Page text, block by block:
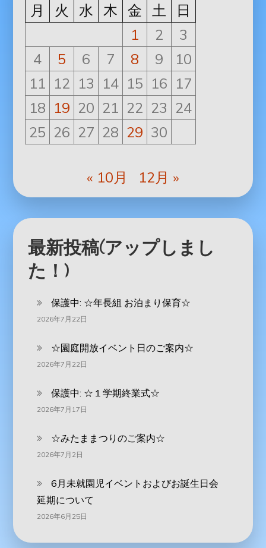
月
火 水 木 金 土
日
1
2
3
4
5 6 7 8 9
10
11 12 13 14 15 16 17
18 19 20 21 22 23 24
25 26 27 28 29 30
« 10月 12月 »
最新投稿(アップしまし
た！)
保護中: ‪☆年長組 お泊まり保育☆
2026年7月22日
☆園庭開放イベント日のご案内☆
2026年7月22日
保護中: ☆１学期終業式☆
2026年7月17日
☆みたままつりのご案内☆
2026年7月2日
6月未就園児イベントおよびお誕生日会
延期について
2026年6月25日